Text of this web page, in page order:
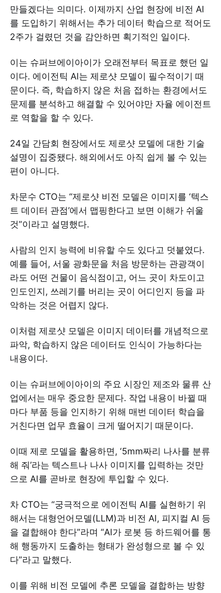
만들겠다는 의미다. 이제까지 산업 현장에 비전 AI
를 도입하기 위해서는 추가 데이터 학습으로 적어도
2주가 걸렸던 것을 감안하면 획기적인 일이다.
이는 슈퍼브에이아이가 오래전부터 목표로 했던 일
이다. 에이전틱 AI는 제로샷 모델이 필수적이기 때
문이다. 즉, 학습하지 않은 처음 접하는 환경에서도
문제를 분석하고 해결할 수 있어야만 자율 에이전트
로 역할을 할 수 있다.
24일 간담회 현장에서도 제로샷 모델에 대한 기술
설명이 집중됐다. 해외에서도 아직 쉽게 볼 수 있는
편이 아니다.
차문수 CTO는 “제로샷 비전 모델은 이미지를 ‘텍스
트 데이터 관점’에서 맵핑한다고 보면 이해가 쉬울
것”이라고 설명했다.
사람의 인지 능력에 비유할 수도 있다고 덧붙였다.
예를 들어, 서울 광화문을 처음 방문하는 관광객이
라도 어떤 건물이 음식점이고, 어느 곳이 차도이고
인도인지, 쓰레기를 버리는 곳이 어디인지 등을 파
악하는 것은 어렵지 않다.
이처럼 제로샷 모델은 이미지 데이터를 개념적으로
파악, 학습하지 않은 데이터도 인식이 가능하다는
내용이다.
이는 슈퍼브에이아이의 주요 시장인 제조와 물류 산
업에서는 매우 중요한 문제다. 작업 내용이 바뀔 때
마다 부품 등을 인지하기 위해 매번 데이터 학습을
거친다면 업무 효율이 크게 떨어지기 때문이다.
이때 제로 모델을 활용하면, ‘5mm짜리 나사를 분류
해 줘’라는 텍스트나 나사 이미지를 입력하는 것만
으로 AI를 곧바로 현장에 투입할 수 있다.
차 CTO는 “궁극적으로 에이전틱 AI를 실현하기 위
해서는 대형언어모델(LLM)과 비전 AI, 피지컬 AI 등
을 결합해야 한다”라며 “AI가 로봇 등 하드웨어를 통
해 행동까지 도출하는 형태가 완성형으로 볼 수 있
다”라고 말했다.
이를 위해 비전 모델에 추론 모델을 결합하는 방향